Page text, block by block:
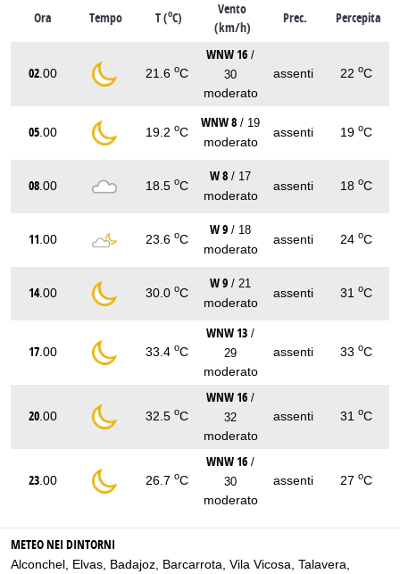
Ora Tempo T (oC)
Vento
(km/h)
Prec. Percepita
02 .00 21.6 oC
WNW 16 /
30
moderato
assenti 22 oC
05 .00 19.2 oC
WNW 8 / 19
moderato
assenti 19 oC
08 .00 18.5 oC
W 8 / 17
moderato
assenti 18 oC
11 .00 23.6 oC
W 9 / 18
moderato
assenti 24 oC
14.00 30.0 oC
W 9 / 21
moderato
assenti 31 oC
17 .00 33.4 oC
WNW 13 /
29
moderato
assenti 33 oC
20 .00 32.5 oC
WNW 16 /
32
moderato
assenti 31 oC
23 .00 26.7 oC
WNW 16 /
30
moderato
assenti 27 oC
METEO NEI DINTORNI
Alconchel Elvas Badajoz Barcarrota Vila Vicosa Talavera